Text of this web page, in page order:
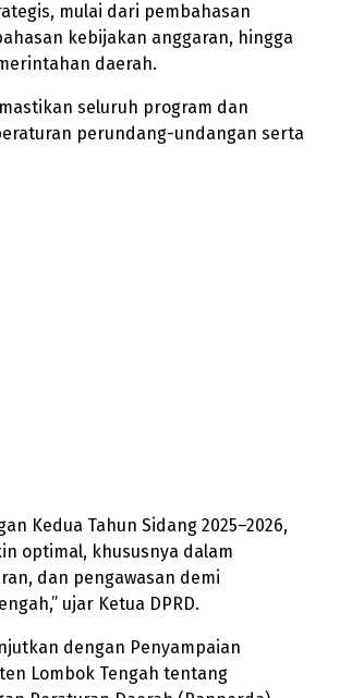
mulai dari pembahasan
kebijakan anggaran, hingga
daerah.
seluruh program dan
perundang-undangan serta
Kedua Tahun Sidang 2025–2026,
optimal, khususnya dalam
dan pengawasan demi
ujar Ketua DPRD.
dengan Penyampaian
Lombok Tengah tentang